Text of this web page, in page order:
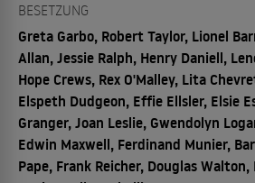
BESETZUNG
Greta Garbo, Robert Taylor, Lionel
Allan, Jessie Ralph, Henry Daniell,
Hope Crews, Rex O'Malley, Lita
Elspeth Dudgeon, Effie Ellsler, Elsie
Granger, Joan Leslie, Gwendolyn
Edwin Maxwell, Ferdinand Munier,
Pape, Frank Reicher, Douglas